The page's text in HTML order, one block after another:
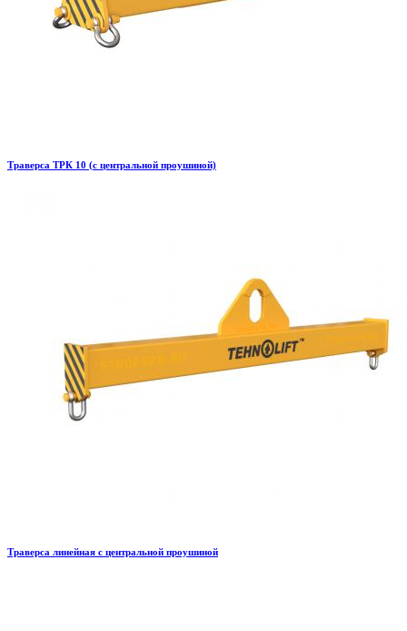
Траверса ТРК 10 (с центральной проушиной)
Траверса линейная с центральной проушиной